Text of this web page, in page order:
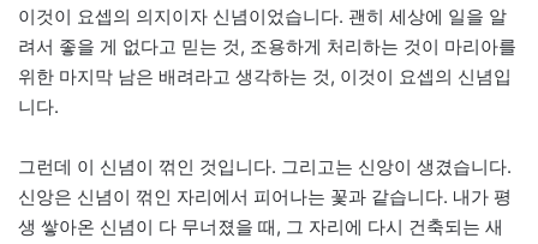
이것이 요셉의 의지이자 신념이었습니다. 괜히 세상에 일을 알
려서 좋을 게 없다고 믿는 것, 조용하게 처리하는 것이 마리아를
위한 마지막 남은 배려라고 생각하는 것, 이것이 요셉의 신념입
니다.
그런데 이 신념이 꺾인 것입니다. 그리고는 신앙이 생겼습니다.
신앙은 신념이 꺾인 자리에서 피어나는 꽃과 같습니다. 내가 평
생 쌓아온 신념이 다 무너졌을 때, 그 자리에 다시 건축되는 새